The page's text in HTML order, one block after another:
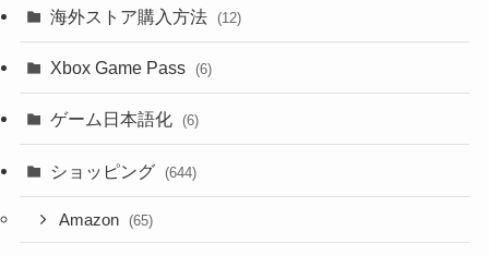
海外ストア購入方法 (12)
Xbox Game Pass (6)
ゲーム日本語化 (6)
ショッピング (644)
Amazon (65)